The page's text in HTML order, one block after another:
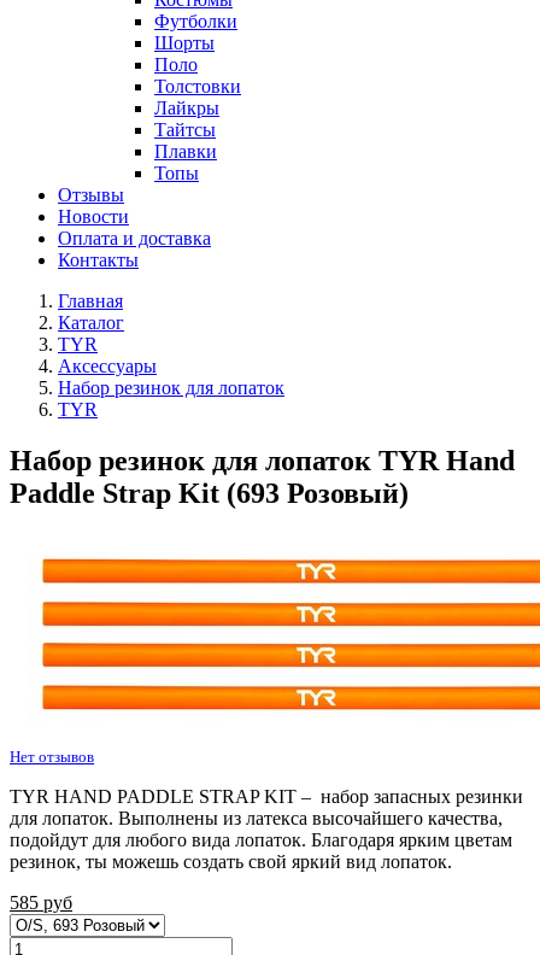
Футболки
Шорты
Поло
Толстовки
Лайкры
Тайтсы
Плавки
Топы
Отзывы
Новости
Оплата и доставка
Контакты
Главная
Каталог
TYR
Аксессуары
Набор резинок для лопаток
TYR
Набор резинок для лопаток TYR Hand
Paddle Strap Kit (693 Розовый)
Нет отзывов
TYR HAND PADDLE STRAP KIT – набор запасных резинки
для лопаток. Выполнены из латекса высочайшего качества,
подойдут для любого вида лопаток. Благодаря ярким цветам
резинок, ты можешь создать свой яркий вид лопаток.
585 руб